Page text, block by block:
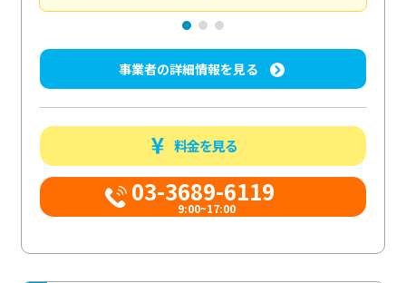
事業者の詳細情報を見る
料金を見る
03-3689-6119
9:00~17:00